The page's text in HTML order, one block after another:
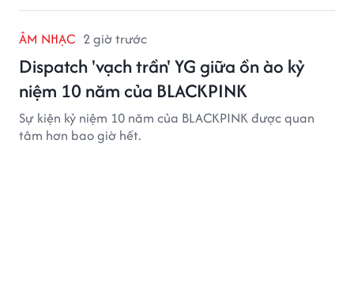
ÂM NHẠC 2 giờ trước
Dispatch 'vạch trần' YG giữa ồn ào kỷ
niệm 10 năm của BLACKPINK
Sự kiện kỷ niệm 10 năm của BLACKPINK được quan
tâm hơn bao giờ hết.